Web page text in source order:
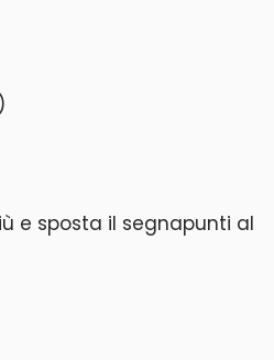
e sposta il segnapunti al